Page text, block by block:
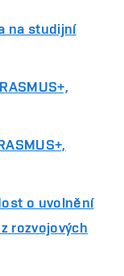
na studijní
o uvolnění
rozvojových